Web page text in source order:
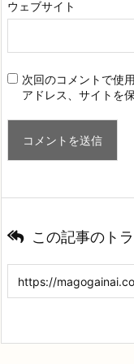
ウェブサイト
次回のコメントで使
アドレス、サイトを保
この記事のト